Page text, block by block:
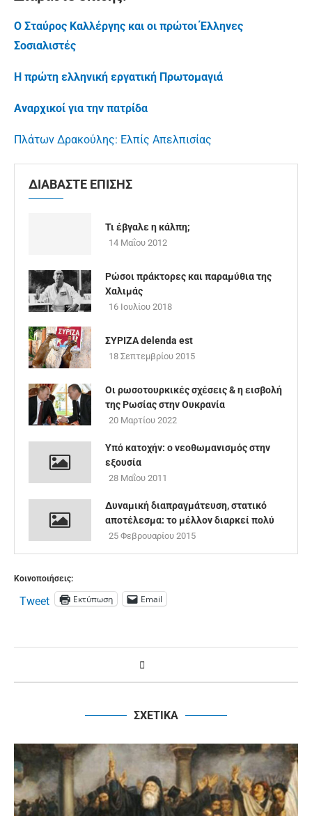
Ο Σταύρος Καλλέργης και οι πρώτοι Έλληνες
Σοσιαλιστές
Η πρώτη ελληνική εργατική Πρωτομαγιά
Αναρχικοί για την πατρίδα
Πλάτων Δρακούλης: Ελπίς Απελπισίας
ΔΙΑΒΑΣΤΕ ΕΠΙΣΗΣ
Τι έβγαλε η κάλπη;
14 Μαΐου 2012
Ρώσοι πράκτορες και παραμύθια της
Χαλιμάς
16 Ιουλίου 2018
ΣΥΡΙΖΑ delenda est
18 Σεπτεμβρίου 2015
Οι ρωσοτουρκικές σχέσεις & η εισβολή
της Ρωσίας στην Ουκρανία
20 Μαρτίου 2022
Υπό κατοχήν: ο νεοθωμανισμός στην
εξουσία
28 Μαΐου 2011
Δυναμική διαπραγμάτευση, στατικό
αποτέλεσμα: το μέλλον διαρκεί πολύ
25 Φεβρουαρίου 2015
Κοινοποιήσεις:
Tweet Εκτύπωση Email
ΣΧΕΤΙΚΑ